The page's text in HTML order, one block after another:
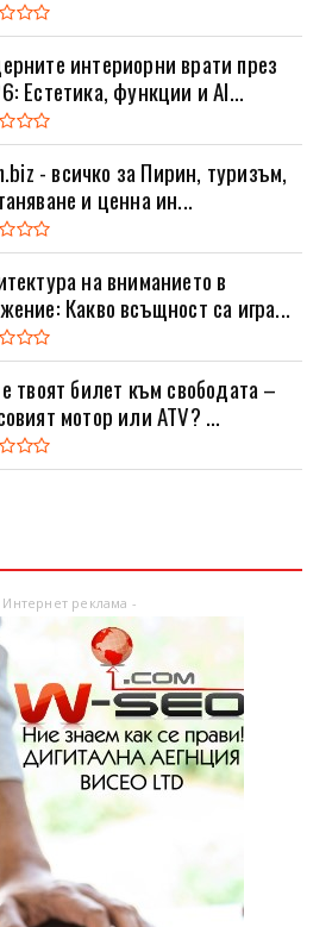
интериорни врати през
Естетика, функции и AI...
- всичко за Пирин, туризъм,
и ценна ин...
на вниманието в
Какво всъщност са игра...
твоят билет към свободата –
мотор или ATV? ...
Интернет реклама -